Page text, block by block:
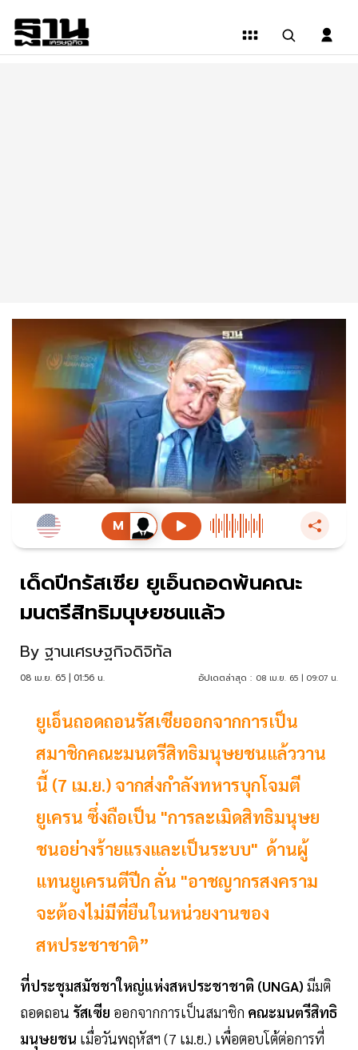
เด็ดปีกรัสเซีย ยูเอ็นถอดพ้นคณะ
มนตรีสิทธิมนุษยชนแล้ว
By ฐานเศรษฐกิจดิจิทัล
08 เม.ย. 65 | 01:56 น. อัปเดตล่าสุด : 08 เม.ย. 65 | 09:07 น.
ยูเอ็นถอดถอนรัสเซียออกจากการเป็น
สมาชิกคณะมนตรีสิทธิมนุษยชนแล้ววาน
นี้ (7 เม.ย.) จากส่งกำลังทหารบุกโจมตี
ยูเครน ซึ่งถือเป็น "การละเมิดสิทธิมนุษย
ชนอย่างร้ายแรงและเป็นระบบ" ด้านผู้
แทนยูเครนตีปีก ลั่น "อาชญากรสงคราม
จะต้องไม่มีที่ยืนในหน่วยงานของ
สหประชาชาติ”
ที่ประชุมสมัชชาใหญ่แห่งสหประชาชาติ (UNGA) มีมติ
ถอดถอน รัสเซีย ออกจากการเป็นสมาชิก คณะมนตรีสิทธิ
มนุษยชน เมื่อวันพฤหัสฯ (7 เม.ย.) เพื่อตอบโต้ต่อการที่